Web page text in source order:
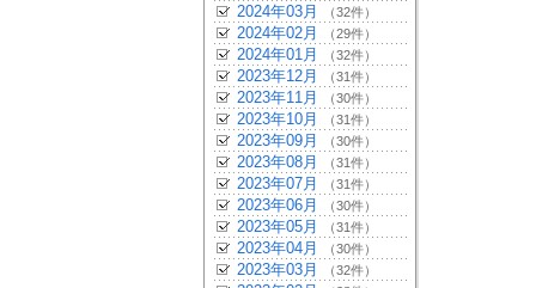
2024年03月 （32件）
2024年02月 （29件）
2024年01月 （32件）
2023年12月 （31件）
2023年11月 （30件）
2023年10月 （31件）
2023年09月 （30件）
2023年08月 （31件）
2023年07月 （31件）
2023年06月 （30件）
2023年05月 （31件）
2023年04月 （30件）
2023年03月 （32件）